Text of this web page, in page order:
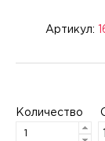
Артикул:
Количество